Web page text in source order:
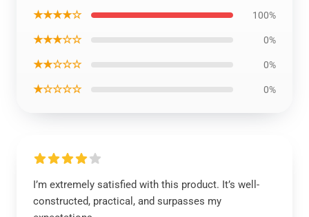
★★★★☆ 100%
★★★☆☆ 0%
★★☆☆☆ 0%
★☆☆☆☆ 0%
I’m extremely satisfied with this product. It’s well-
constructed, practical, and surpasses my